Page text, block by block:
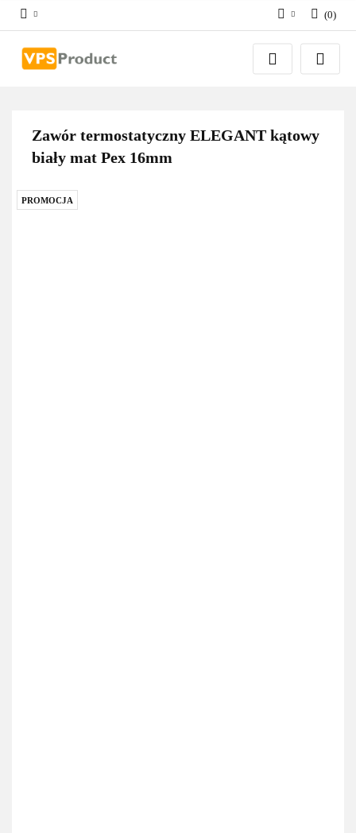
Zaloguj się
Zarejestruj się
(0)
Zawór termostatyczny ELEGANT kątowy
biały mat Pex 16mm
PROMOCJA